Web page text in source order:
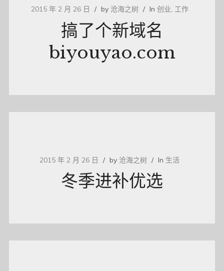
2015 年 2 月 26 日 by 沧海之树 In 创业, 工作
搞了个新域名
biyouyao.com
2015 年 2 月 26 日 by 沧海之树 In 生活
冬季进补优选